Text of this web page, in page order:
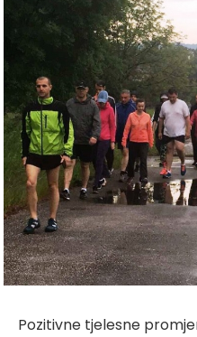
Pozitivne tjelesne